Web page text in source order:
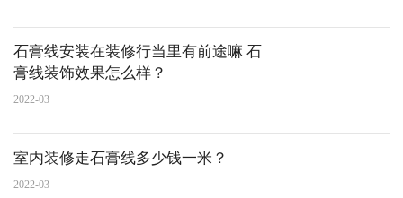
石膏线安装在装修行当里有前途嘛 石
膏线装饰效果怎么样？
2022-03
室内装修走石膏线多少钱一米？
2022-03